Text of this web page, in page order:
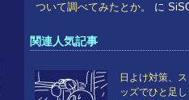
ついて調べてみたとか。
に
関連人気記事
日よけ対策、
ッズでひと足